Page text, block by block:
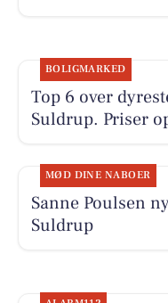
BOLIGMARKED
Top 6 over
Suldrup. Priser
MØD DINE NABOER
Sanne Poulsen
Suldrup